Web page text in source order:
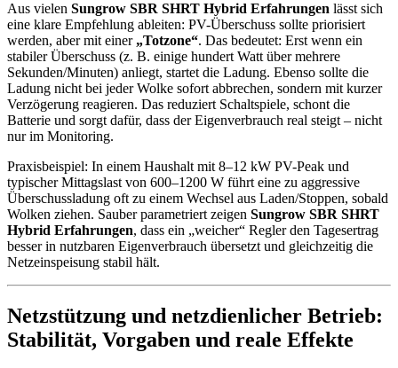
Aus vielen Sungrow SBR SHRT Hybrid Erfahrungen lässt sich
eine klare Empfehlung ableiten: PV-Überschuss sollte priorisiert
werden, aber mit einer „Totzone“. Das bedeutet: Erst wenn ein
stabiler Überschuss (z. B. einige hundert Watt über mehrere
Sekunden/Minuten) anliegt, startet die Ladung. Ebenso sollte die
Ladung nicht bei jeder Wolke sofort abbrechen, sondern mit kurzer
Verzögerung reagieren. Das reduziert Schaltspiele, schont die
Batterie und sorgt dafür, dass der Eigenverbrauch real steigt – nicht
nur im Monitoring.
Praxisbeispiel: In einem Haushalt mit 8–12 kW PV-Peak und
typischer Mittagslast von 600–1200 W führt eine zu aggressive
Überschussladung oft zu einem Wechsel aus Laden/Stoppen, sobald
Wolken ziehen. Sauber parametriert zeigen Sungrow SBR SHRT
Hybrid Erfahrungen, dass ein „weicher“ Regler den Tagesertrag
besser in nutzbaren Eigenverbrauch übersetzt und gleichzeitig die
Netzeinspeisung stabil hält.
Netzstützung und netzdienlicher Betrieb:
Stabilität, Vorgaben und reale Effekte